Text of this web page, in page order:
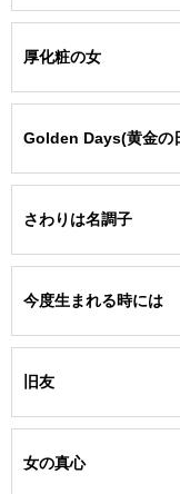
厚化粧の女
Golden Days(黄金の
さわりは名調子
今度生まれる時には
旧友
女の真心